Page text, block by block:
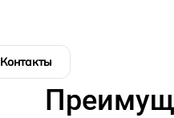
Контакты